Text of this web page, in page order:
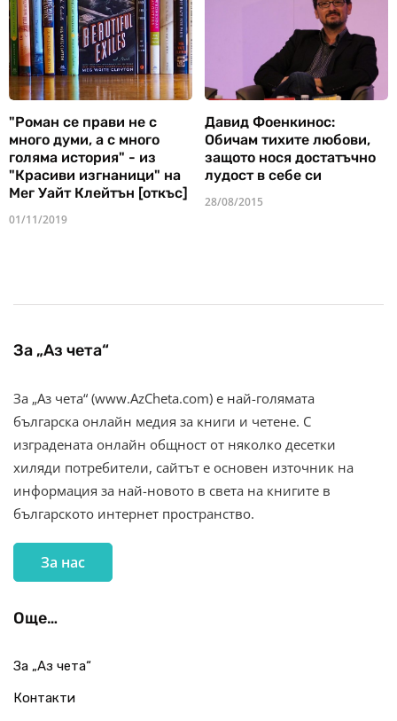
"Роман се прави не с
много думи, а с много
голяма история" - из
"Красиви изгнаници" на
Мег Уайт Клейтън [откъс]
01/11/2019
Давид Фоенкинос:
Обичам тихите любови,
защото нося достатъчно
лудост в себе си
28/08/2015
За „Аз чета“
За „Аз чета“ (www.AzCheta.com) е най-голямата
българска онлайн медия за книги и четене. С
изградената онлайн общност от няколко десетки
хиляди потребители, сайтът е основен източник на
информация за най-новото в света на книгите в
българското интернет пространство.
За нас
Още…
За „Аз чета“
Контакти